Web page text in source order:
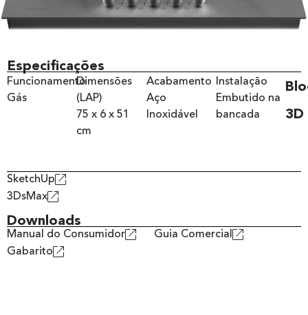
Especificações
Funcionamento
Gás
Dimensões
(LAP)
75 x 6 x 51
cm
Acabamento
Aço
Inoxidável
Instalação
Embutido na
bancada
3D
SketchUp
3DsMax
Downloads
Manual do Consumidor
Gabarito
Guia Comercial